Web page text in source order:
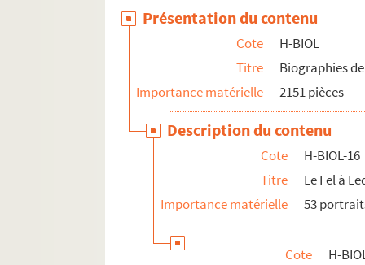
Présentation du contenu
Cote
H-BIOL
Titre
Biographies
Importance matérielle
2151 pièces
Description du contenu
Cote
H-BIOL-16
Titre
Le Fel à
Importance matérielle
53
Cote
H-